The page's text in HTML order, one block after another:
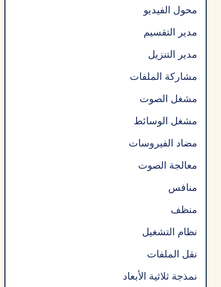
محول الفيديو
مدير التقسيم
مدير التنزيل
مشاركة الملفات
مشغل الصوت
مشغل الوسائط
مضاد الفيروسات
معالجة الصوت
منافس
منظف
نظام التشغيل
نقل الملفات
نمذجة ثلاثية الأبعاد